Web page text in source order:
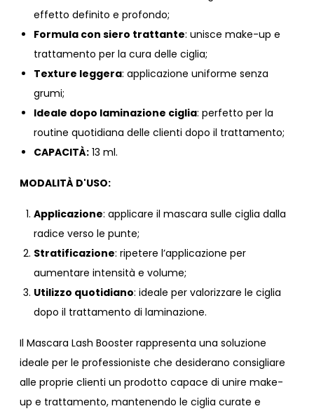
effetto definito e profondo;
Formula con siero trattante: unisce make-up e
trattamento per la cura delle ciglia;
Texture leggera: applicazione uniforme senza
grumi;
Ideale dopo laminazione ciglia: perfetto per la
routine quotidiana delle clienti dopo il trattamento;
CAPACITÀ: 13 ml.
MODALITÀ D'USO:
Applicazione: applicare il mascara sulle ciglia dalla
radice verso le punte;
Stratificazione: ripetere l’applicazione per
aumentare intensità e volume;
Utilizzo quotidiano: ideale per valorizzare le ciglia
dopo il trattamento di laminazione.
Il Mascara Lash Booster rappresenta una soluzione
ideale per le professioniste che desiderano consigliare
alle proprie clienti un prodotto capace di unire make-
up e trattamento, mantenendo le ciglia curate e